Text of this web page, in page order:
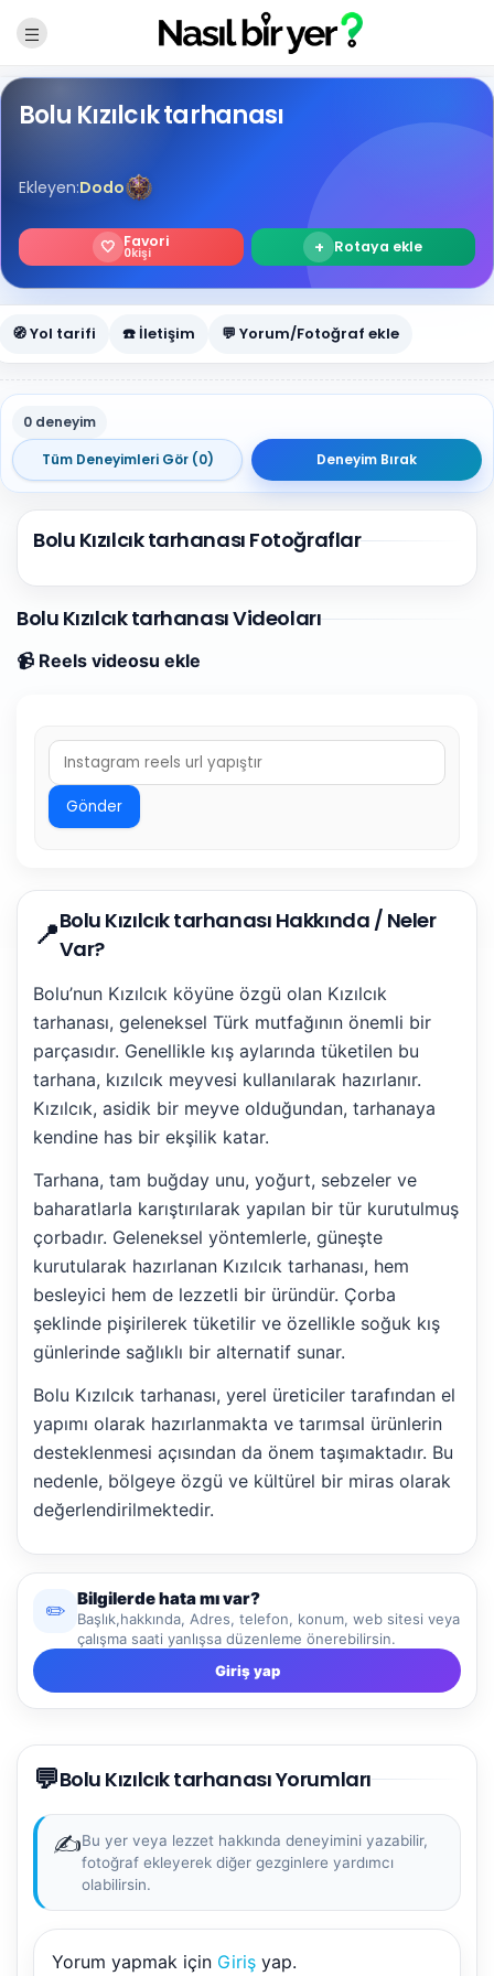
Bolu Kızılcık tarhanası
Ekleyen:Dodo
🤍 Favori
0kişi + Rotaya ekle
🧭 Yol tarifi ☎️ İletişim 💬 Yorum/Fotoğraf ekle
0 deneyim
Tüm Deneyimleri Gör (0)
Deneyim Bırak
Bolu Kızılcık tarhanası Fotoğraflar
Bolu Kızılcık tarhanası Videoları
📹 Reels videosu ekle
Gönder
📍Bolu Kızılcık tarhanası Hakkında / Neler
Var?
Bolu’nun Kızılcık köyüne özgü olan Kızılcık
tarhanası, geleneksel Türk mutfağının önemli bir
parçasıdır. Genellikle kış aylarında tüketilen bu
tarhana, kızılcık meyvesi kullanılarak hazırlanır.
Kızılcık, asidik bir meyve olduğundan, tarhanaya
kendine has bir ekşilik katar.
Tarhana, tam buğday unu, yoğurt, sebzeler ve
baharatlarla karıştırılarak yapılan bir tür kurutulmuş
çorbadır. Geleneksel yöntemlerle, güneşte
kurutularak hazırlanan Kızılcık tarhanası, hem
besleyici hem de lezzetli bir üründür. Çorba
şeklinde pişirilerek tüketilir ve özellikle soğuk kış
günlerinde sağlıklı bir alternatif sunar.
Bolu Kızılcık tarhanası, yerel üreticiler tarafından el
yapımı olarak hazırlanmakta ve tarımsal ürünlerin
desteklenmesi açısından da önem taşımaktadır. Bu
nedenle, bölgeye özgü ve kültürel bir miras olarak
değerlendirilmektedir.
✏️
Bilgilerde hata mı var?
Başlık,hakkında, Adres, telefon, konum, web sitesi veya
çalışma saati yanlışsa düzenleme önerebilirsin.
Giriş yap
💬Bolu Kızılcık tarhanası Yorumları
✍️Bu yer veya lezzet hakkında deneyimini yazabilir,
fotoğraf ekleyerek diğer gezginlere yardımcı
olabilirsin.
Yorum yapmak için Giriş yap.
NBY Akıllı Asistan
AI kullanmadan, sitedeki gerçek yerlerle akıllı rota
önerir.
Şehir / ilçe